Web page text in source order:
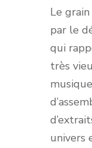
Le
par le
qui
très
univers